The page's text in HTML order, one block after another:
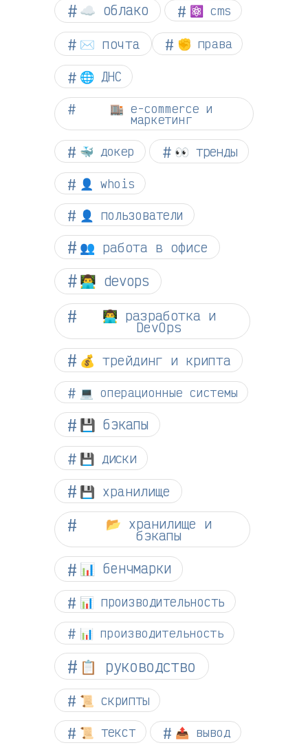
☁︎ облако ⚛ cms
✉️ почта ✊ права
🌐 ДНС
🏬 e-commerce и
маркетинг
🐳 докер 👀 тренды
👤 whois
👤 пользователи
👥 работа в офисе
👨‍💻 devops
👨‍💻 разработка и
DevOps
💰 трейдинг и крипта
💻 операционные системы
💾 бэкапы
💾 диски
💾 хранилище
📂 хранилище и
бэкапы
📊 бенчмарки
📊 производительность
📊 производительность
📋 руководство
📜 скрипты
📜 текст 📤 вывод